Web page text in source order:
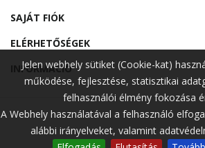
SAJÁT FIÓK
ELÉRHETŐSÉGEK
INFORMÁCIÓ
Jelen webhely sütiket (Cookie-kat)
működése, fejlesztése, statisztikai
felhasználói élmény fokozása
A Webhely használatával a felhasználó
alábbi irányelveket, valamint